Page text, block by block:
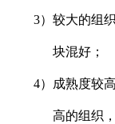
3）较大的组
块混好；
4）成熟度较
高的组织